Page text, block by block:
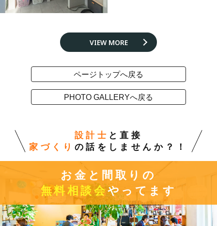
VIEW MORE
ページトップへ戻る
PHOTO GALLERYへ戻る
設計士 と直接
家づくり の話をしませんか？！
お金と間取りの
無料相談会やってます